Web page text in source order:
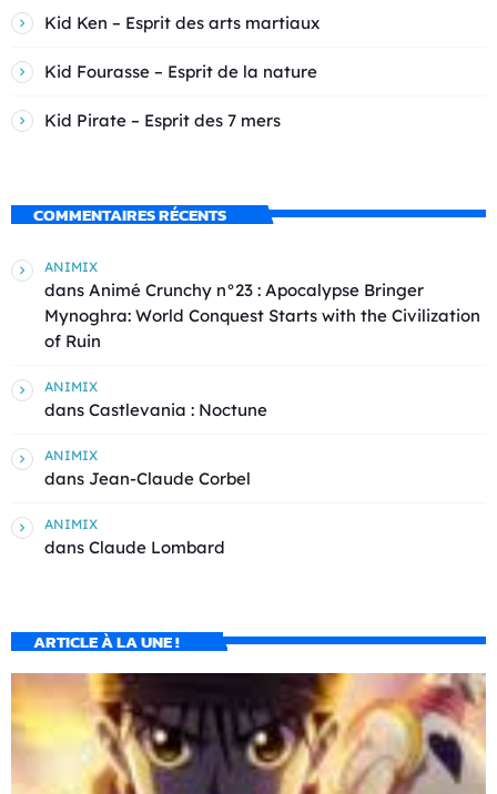
Kid Ken – Esprit des arts martiaux
Kid Fourasse – Esprit de la nature
Kid Pirate – Esprit des 7 mers
COMMENTAIRES RÉCENTS
ANIMIX
dans Animé Crunchy n°23 : Apocalypse Bringer
Mynoghra: World Conquest Starts with the Civilization
of Ruin
ANIMIX
dans Castlevania : Noctune
ANIMIX
dans Jean-Claude Corbel
ANIMIX
dans Claude Lombard
ARTICLE À LA UNE !